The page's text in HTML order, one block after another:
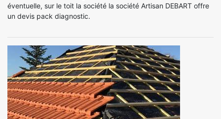
éventuelle, sur le toit la société la société Artisan DEBART offre
un devis pack diagnostic.